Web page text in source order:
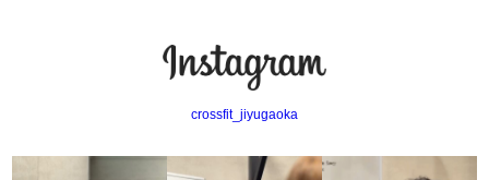
crossfit_jiyugaoka